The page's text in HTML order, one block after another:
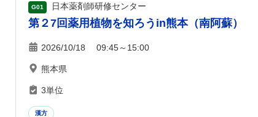
G01 日本薬剤師研修センター
第２7回薬用植物を知ろうin熊本（南阿蘇）
2026/10/18 09:45～15:00
熊本県
3単位
漢方